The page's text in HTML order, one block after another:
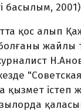
басылым, 2001)
қос алып
жайлы
Н.Анов
қызмет істеп